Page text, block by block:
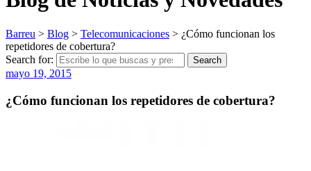
Barreu > Blog > Telecomunicaciones > ¿Cómo funcionan los
repetidores de cobertura?
Search for:
Search
mayo 19, 2015
¿Cómo funcionan los repetidores de cobertura?